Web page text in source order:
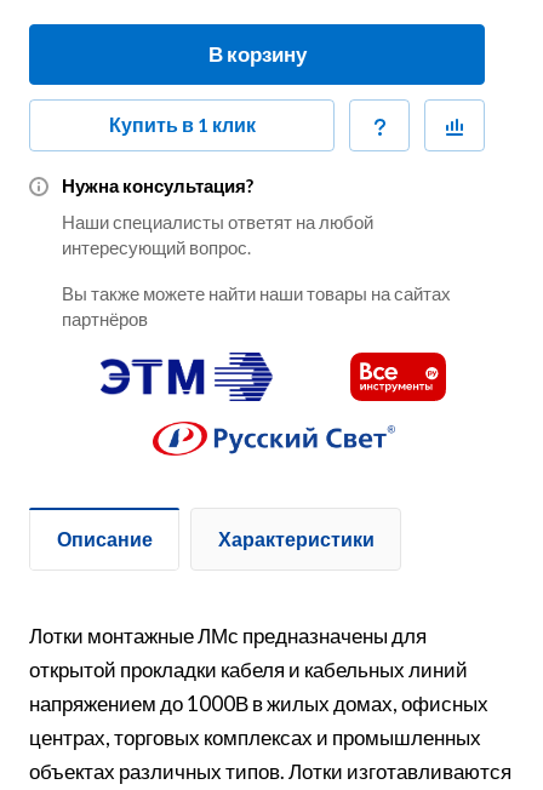
В корзину
Купить в 1 клик
Нужна консультация?
Наши специалисты ответят на любой
интересующий вопрос.
Вы также можете найти наши товары на сайтах
партнёров
Описание Характеристики
Лотки монтажные ЛМс предназначены для
открытой прокладки кабеля и кабельных линий
напряжением до 1000В в жилых домах, офисных
центрах, торговых комплексах и промышленных
объектах различных типов. Лотки изготавливаются